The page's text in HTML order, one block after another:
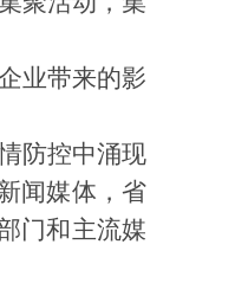
业带来的影
防控中涌现
闻媒体，省
门和主流媒